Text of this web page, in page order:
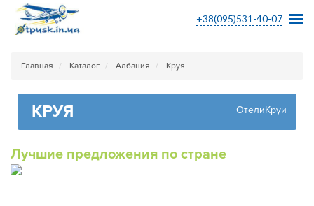
+38(095)531-40-07
Главная Каталог Албания Круя
КРУЯ ОтелиКруи
Лучшие предложения по стране